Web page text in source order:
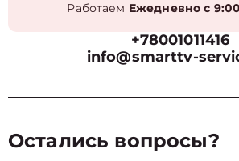
Работаем Ежедневно с
+78001011416
info@smarttv-
Остались вопросы?